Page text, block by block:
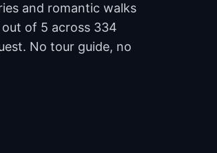
and romantic walks
of 5 across 334
No tour guide, no